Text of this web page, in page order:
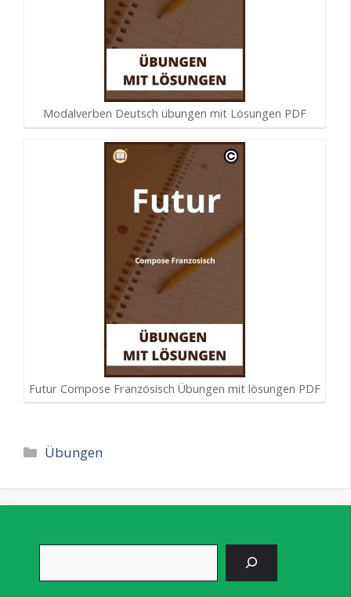
Modalverben Deutsch übungen mit Lösungen PDF
Futur Compose Französisch Übungen mit lösungen PDF
Kategorien
Übungen